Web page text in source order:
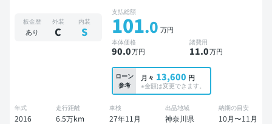
板金歴
あり
外装
C
内装
S
支払総額
101.0 万円
本体価格
90.0万円
諸費用
11.0万円
ローン
参考
月々 13,600 円
※金額は変更できます。
年式
2016
走行距離
6.5万km
車検
27年11月
出品地域
神奈川県
納期の目安
10月〜11月